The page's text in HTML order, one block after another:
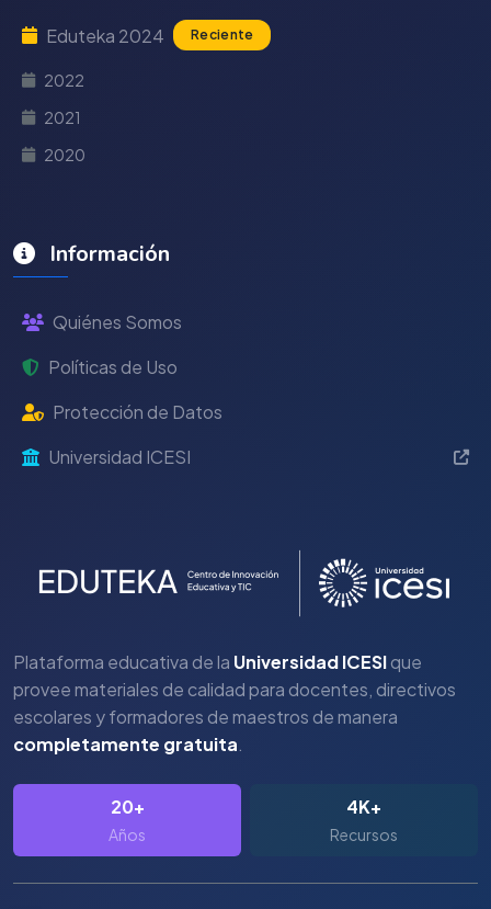
Eduteka 2024 Reciente
2022
2021
2020
Información
Quiénes Somos
Políticas de Uso
Protección de Datos
Universidad ICESI
Plataforma educativa de la Universidad ICESIque
provee materiales de calidad para docentes, directivos
escolares y formadores de maestros de manera
completamente gratuita.
20+
Años
4K+
Recursos